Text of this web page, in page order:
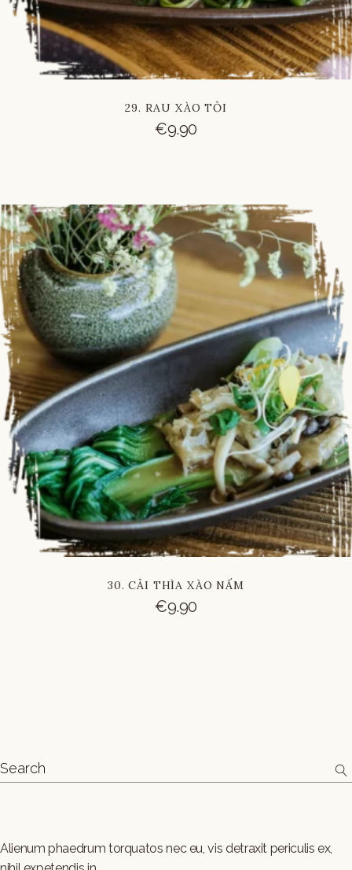
29. RAU XÀO TỎI
€9.90
30. CẢI THÌA XÀO NẤM
€9.90
Alienum phaedrum torquatos nec eu, vis detraxit periculis ex,